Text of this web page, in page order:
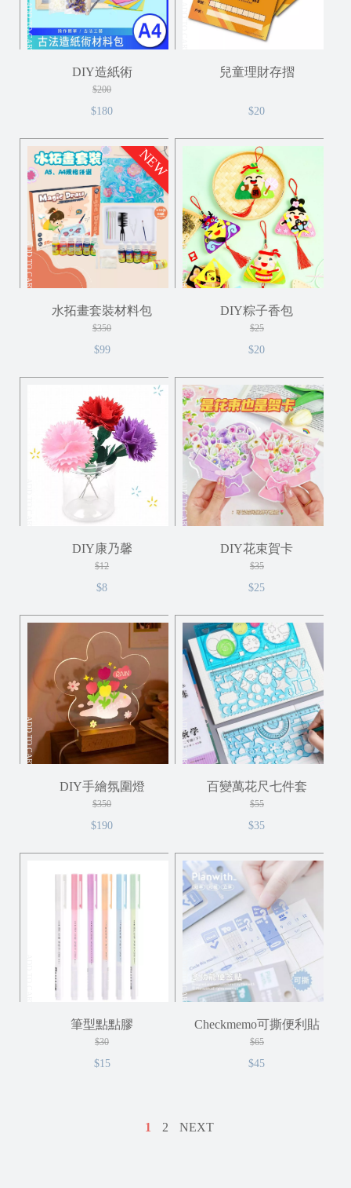
DIY造紙術
$200
$180
ADD TO CART
兒童理財存摺
$20
ADD TO CART
NEW
水拓畫套裝材料包
$350
$99
ADD TO CART
DIY粽子香包
$25
$20
ADD TO CART
DIY康乃馨
$12
$8
DIY花束賀卡
$35
$25
ADD TO CART
DIY手繪氛圍燈
$350
$190
ADD TO CART
百變萬花尺七件套
$55
$35
ADD TO CART
筆型點點膠
$30
$15
Checkmemo可撕便利貼
$65
$45
ADD TO CART
1 2